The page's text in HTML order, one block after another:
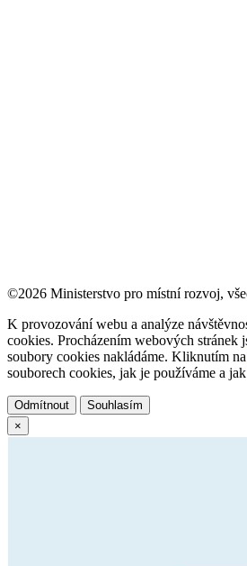
©2026 Ministerstvo pro místní rozvoj,
K provozování webu a analýze
cookies. Procházením webových stránek
soubory cookies nakládáme. Kliknutím na
souborech cookies, jak je používáme a
Odmítnout
Souhlasím
×